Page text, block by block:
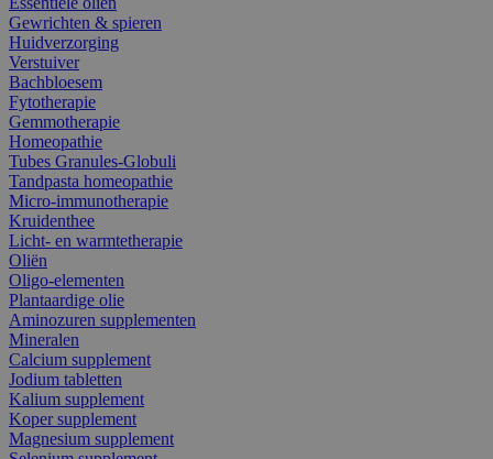
Gewrichten & spieren
Huidverzorging
Verstuiver
Bachbloesem
Fytotherapie
Gemmotherapie
Homeopathie
Tubes Granules-Globuli
Tandpasta homeopathie
Micro-immunotherapie
Kruidenthee
Licht- en warmtetherapie
Oliën
Oligo-elementen
Plantaardige olie
Aminozuren supplementen
Mineralen
Calcium supplement
Jodium tabletten
Kalium supplement
Koper supplement
Magnesium supplement